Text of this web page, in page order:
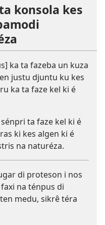
konsola kes
ka ta fazeba un kuza
justu djuntu ku kes
ka ta faze kel ki é
ta faze kel ki é
ki kes algen ki é
na naturéza.
di proteson i nos
na ténpus di
medu, sikrê téra